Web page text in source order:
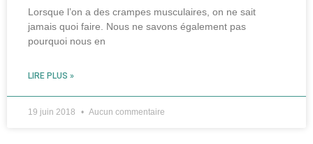
Lorsque l’on a des crampes musculaires, on ne sait
jamais quoi faire. Nous ne savons également pas
pourquoi nous en
LIRE PLUS »
19 juin 2018 Aucun commentaire